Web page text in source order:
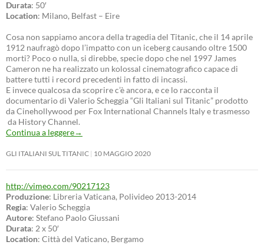
Durata: 50′
Location: Milano, Belfast – Eire
Cosa non sappiamo ancora della tragedia del Titanic, che il 14 aprile
1912 naufragò dopo l’impatto con un iceberg causando oltre 1500
morti? Poco o nulla, si direbbe, specie dopo che nel 1997 James
Cameron ne ha realizzato un kolossal cinematografico capace di
battere tutti i record precedenti in fatto di incassi.
E invece qualcosa da scoprire c’è ancora, e ce lo racconta il
documentario di Valerio Scheggia “Gli Italiani sul Titanic” prodotto
da Cinehollywood per Fox International Channels Italy e trasmesso
da History Channel.
Continua a leggere→
GLI ITALIANI SUL TITANIC 10 MAGGIO 2020
http://vimeo.com/90217123
Produzione: Libreria Vaticana, Polivideo 2013-2014
Regia: Valerio Scheggia
Autore: Stefano Paolo Giussani
Durata: 2 x 50′
Location: Città del Vaticano, Bergamo